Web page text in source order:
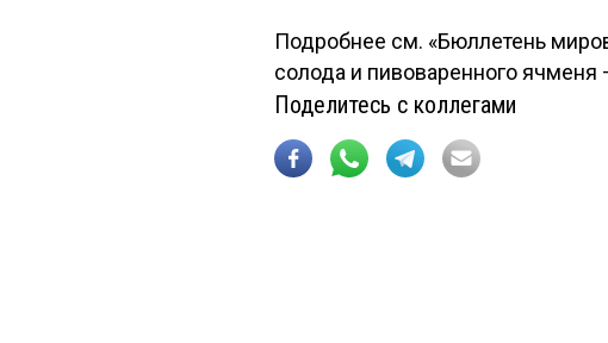
Подробнее см. «Бюллетень
солода и пивоваренного
Поделитесь с коллегами